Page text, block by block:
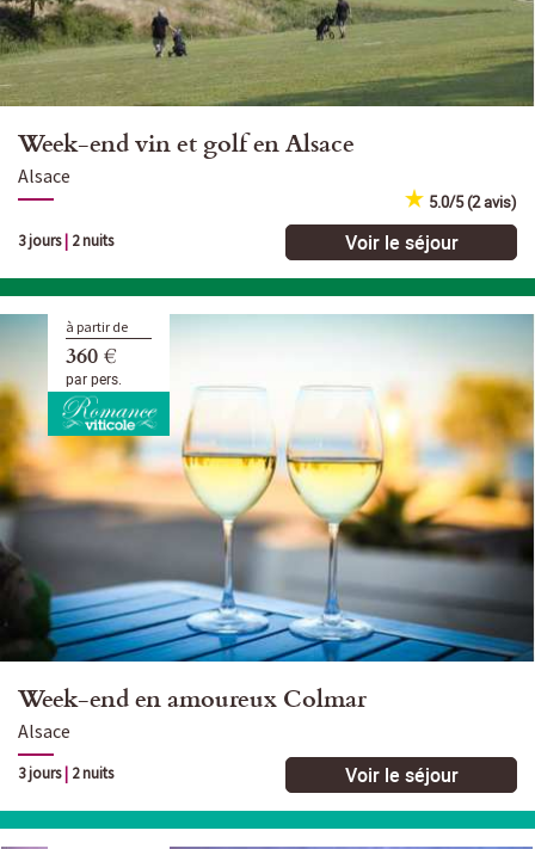
Week-end vin et golf en Alsace
Alsace
5.0/5 (2 avis)
3 jours 2 nuits Voir le séjour
à partir de
360 €
par pers.
Week-end en amoureux Colmar
Alsace
3 jours| 2 nuits Voir le séjour